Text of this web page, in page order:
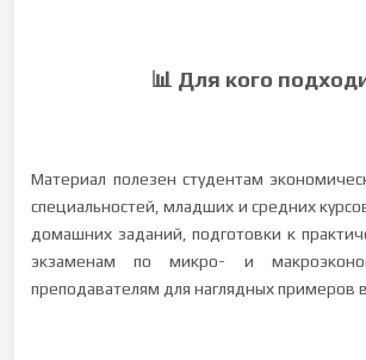
📊 Для кого
Материал полезен студентам
специальностей, младших и средних
домашних заданий, подготовки к
экзаменам по микро- и
преподавателям для наглядных примеров